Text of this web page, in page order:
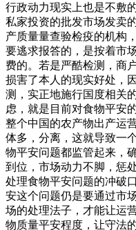
行政动力现实上也是不敷
私家投资的批发市场发卖
产质量量查验检疫的机构
要逃求报答的，是按着市
费的。若是严酷检测，商
损害了本人的现实好处，
测，实正地施行国度相关
虑，就是目前对食物平安
整个中国的农产物出产运
体多，分离，这就导致一
物平安问题都监管起来，
到位，市场动力不脚，惩
处理食物平安问题的冲破
安这个问题仍是要通过市
场的处理法子，才能让运
物质量平安程度，让守法